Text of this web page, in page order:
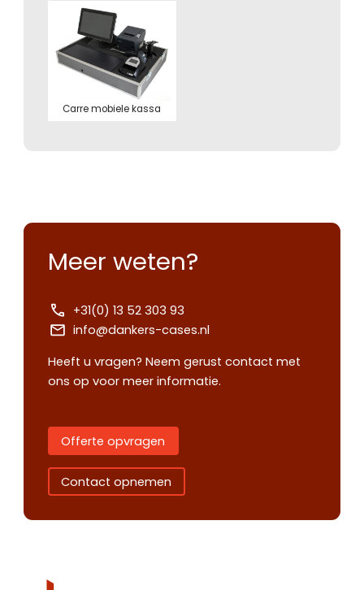
Carre mobiele kassa
Meer weten?
+31(0) 13 52 303 93
info@dankers-cases.nl
Heeft u vragen? Neem gerust contact met
ons op voor meer informatie.
Offerte opvragen
Contact opnemen